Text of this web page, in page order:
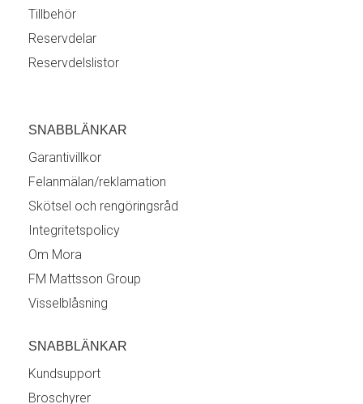
Tillbehör
Reservdelar
Reservdelslistor
SNABBLÄNKAR
Garantivillkor
Felanmälan/reklamation
Skötsel och rengöringsråd
Integritetspolicy
Om Mora
FM Mattsson Group
Visselblåsning
SNABBLÄNKAR
Kundsupport
Broschyrer